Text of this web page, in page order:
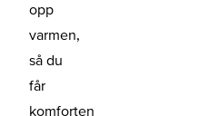
opp
varmen,
så du
får
komforten